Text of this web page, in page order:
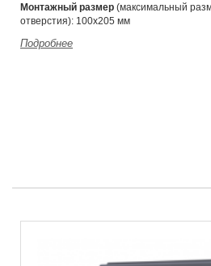
Монтажный размер (максимальный
отверстия): 100х205 мм
Подробнее